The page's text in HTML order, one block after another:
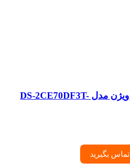
دوربین مداربسته هایک ویژن مدل DS-2CE70DF3T-
تماس بگیرید